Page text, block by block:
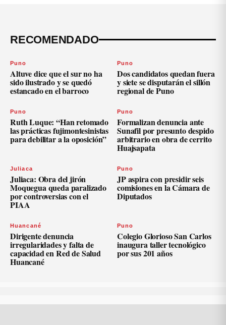
RECOMENDADO
Puno
Altuve dice que el sur no ha
sido ilustrado y se quedó
estancado en el barroco
Puno
Dos candidatos quedan fuera
y siete se disputarán el sillón
regional de Puno
Puno
Ruth Luque: “Han retomado
las prácticas fujimontesinistas
para debilitar a la oposición”
Puno
Formalizan denuncia ante
Sunafil por presunto despido
arbitrario en obra de cerrito
Huajsapata
Juliaca
Juliaca: Obra del jirón
Moquegua queda paralizado
por controversias con el
PIAA
Puno
JP aspira con presidir seis
comisiones en la Cámara de
Diputados
Huancané
Dirigente denuncia
irregularidades y falta de
capacidad en Red de Salud
Huancané
Puno
Colegio Glorioso San Carlos
inaugura taller tecnológico
por sus 201 años